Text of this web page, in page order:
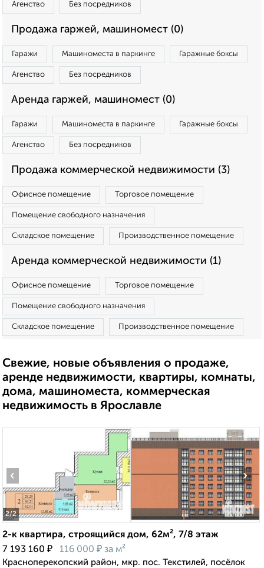
Агенство Без посредников
Продажа гаржей, машиномест (0)
Гаражи Машиноместа в паркинге Гаражные боксы
Агенство Без посредников
Аренда гаржей, машиномест (0)
Гаражи Машиноместа в паркинге Гаражные боксы
Агенство Без посредников
Продажа коммерческой недвижимости (3)
Офисное помещение Торговое помещение
Помещение свободного назначения
Складское помещение Производственное помещение
Аренда коммерческой недвижимости (1)
Офисное помещение Торговое помещение
Помещение свободного назначения
Складское помещение Производственное помещение
Свежие, новые объявления о продаже,
аренде недвижимости, квартиры, комнаты,
дома, машиноместа, коммерческая
недвижимость в Ярославле
2/2
‹ ›
2-к квартира, строящийся дом, 62м², 7/8 этаж
7 193 160 ₽ 116 000 ₽ за м²
Красноперекопский район, мкр. пос. Текстилей, посёлок